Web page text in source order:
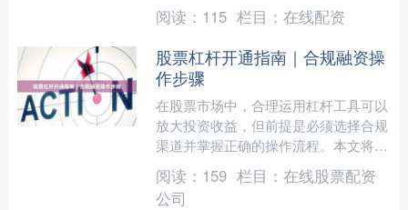
而，配资市场鱼龙混杂，如何选择正规
平台并掌握操作要点，成为投....
阅读： 115 栏目： 在线配资
股票杠杆开通指南｜合规融资操
作步骤
在股票市场中，合理运用杠杆工具可以
放大投资收益，但前提是必须选择合规
渠道并掌握正确的操作流程。本文将为
您详细梳理股票杠杆的开通方法，帮助
您在合法框架内完成融资操....
阅读： 159 栏目： 在线股票配资
公司